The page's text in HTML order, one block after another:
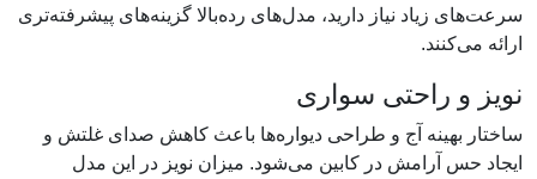
سرعت‌های زیاد نیاز دارید، مدل‌های رده‌بالا گزینه‌های پیشرفته‌تری
ارائه می‌کنند.
نویز و راحتی سواری
ساختار بهینه آج و طراحی دیواره‌ها باعث کاهش صدای غلتش و
ایجاد حس آرامش در کابین می‌شود. میزان نویز در این مدل